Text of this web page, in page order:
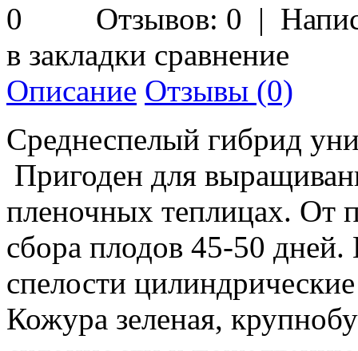
Отзывов: 0 |
в закладки сравнение
Описание Отзывы (0)
Среднеспелый гибрид
Пригоден для
пленочных теплицах. От
сбора плодов 45-50 дней.
спелости
Кожура зеленая,